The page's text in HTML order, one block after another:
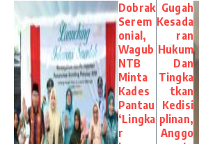
Dobrak
Serem
onial,
Wagub
NTB
Minta
Kades
Pantau
‘Lingka
r
Gugah
Kesada
ran
Hukum
Dan
Tingka
tkan
Kedisi
plinan,
Anggo